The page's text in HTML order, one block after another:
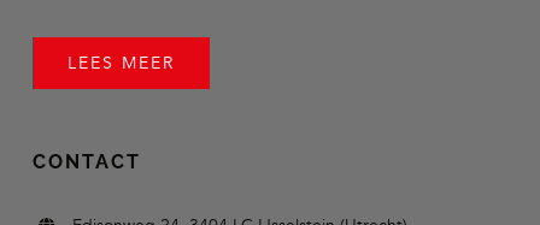
LEES MEER
CONTACT